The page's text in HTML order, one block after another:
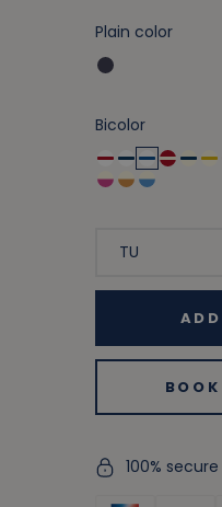
Plain color
Bicolor
100%